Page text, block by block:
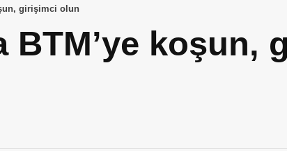
girişimci olun
BTM’ye koşun,